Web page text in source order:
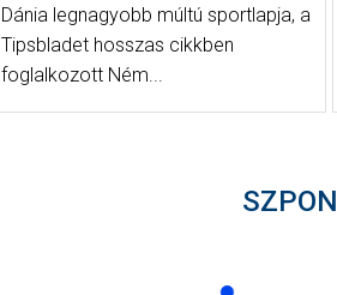
Dánia legnagyobb múltú sportlapja, a
Tipsbladet hosszas cikkben
foglalkozott Ném...